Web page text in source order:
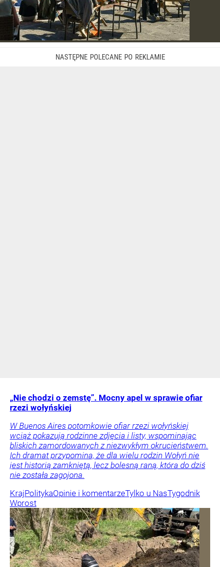
„Nie chodzi o zemstę”. Mocny apel w sprawie ofiar
rzezi wołyńskiej
W Buenos Aires potomkowie ofiar rzezi wołyńskiej
wciąż pokazują rodzinne zdjęcia i listy, wspominając
bliskich zamordowanych z niezwykłym okrucieństwem.
Ich dramat przypomina, że dla wielu rodzin Wołyń nie
jest historią zamkniętą, lecz bolesną raną, która do dziś
nie została zagojona.
KrajPolitykaOpinie i komentarzeTylko u NasTygodnik
Wprost